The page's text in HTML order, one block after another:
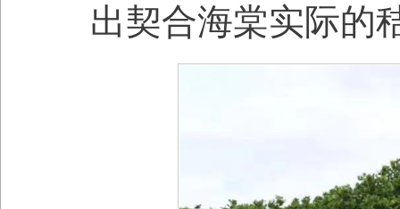
出契合海棠实际的